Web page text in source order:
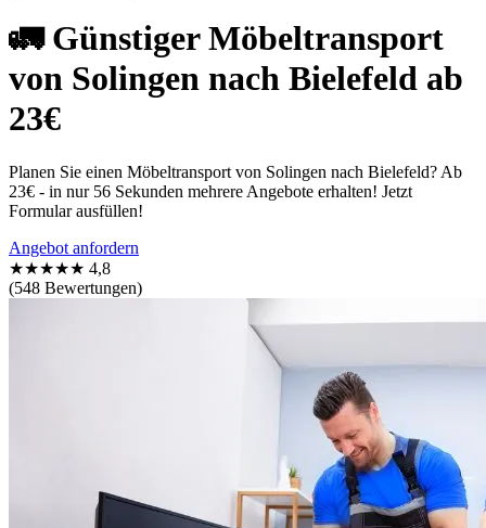
🚛 Günstiger Möbeltransport
von Solingen nach Bielefeld ab
23€
Planen Sie einen Möbeltransport von Solingen nach Bielefeld? Ab
23€ - in nur 56 Sekunden mehrere Angebote erhalten! Jetzt
Formular ausfüllen!
Angebot anfordern
★★★★★ 4,8
(548 Bewertungen)